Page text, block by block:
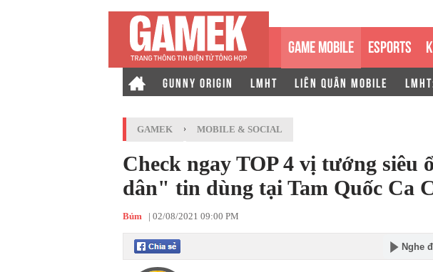
GAME MOBILE ESPORTS
GUNNY ORIGIN LMHT LIÊN QUÂN MOBILE
GAMEK › MOBILE & SOCIAL
Check ngay TOP 4 vị tướng siêu
dân" tin dùng tại Tam Quốc Ca
Bủm | 02/08/2021 09:00 PM
Nghe